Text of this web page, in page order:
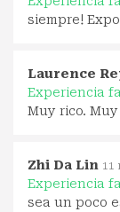
siempre!
Laurence
Experiencia
Muy rico.
Zhi Da Lin 11
Experiencia
sea un poco